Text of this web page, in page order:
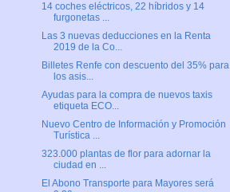
14 coches eléctricos, 22 híbridos y 14
furgonetas ...
Las 3 nuevas deducciones en la Renta
2019 de la Co...
Billetes Renfe con descuento del 35% para
los asis...
Ayudas para la compra de nuevos taxis
etiqueta ECO...
Nuevo Centro de Información y Promoción
Turística ...
323.000 plantas de flor para adornar la
ciudad en ...
El Abono Transporte para Mayores será